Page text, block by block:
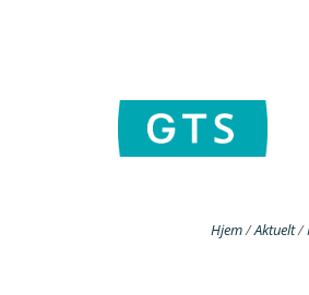
Hjem/Aktuelt/